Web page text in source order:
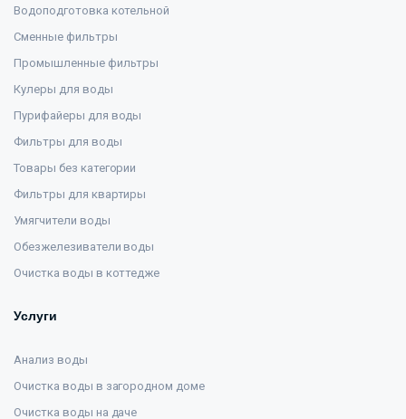
Водоподготовка котельной
Сменные фильтры
Промышленные фильтры
Кулеры для воды
Пурифайеры для воды
Фильтры для воды
Товары без категории
Фильтры для квартиры
Умягчители воды
Обезжелезиватели воды
Очистка воды в коттедже
Услуги
Анализ воды
Очистка воды в загородном доме
Очистка воды на даче